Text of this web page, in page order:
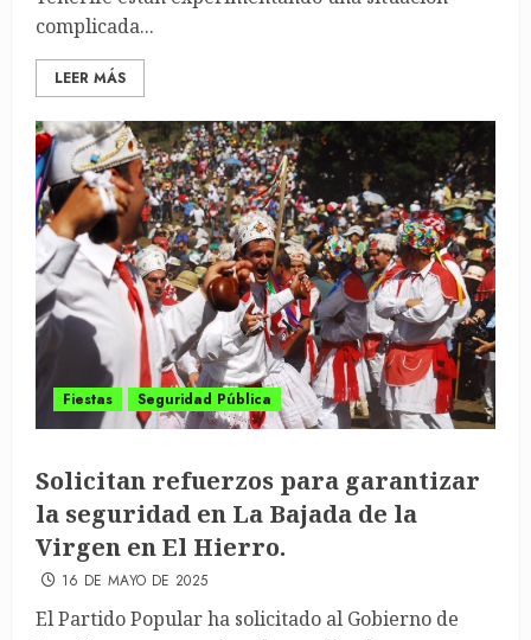
complicada...
LEER MÁS
Fiestas Seguridad Pública
Solicitan refuerzos para garantizar
la seguridad en La Bajada de la
Virgen en El Hierro.
16 DE MAYO DE 2025
El Partido Popular ha solicitado al Gobierno de